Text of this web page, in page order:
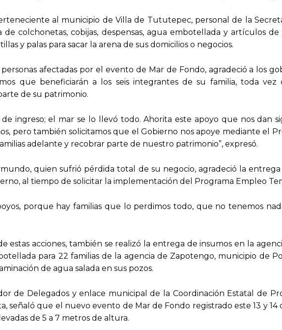
al municipio de Villa de Tututepec, personal de la
colchonetas, cobijas, despensas, agua embotellada y artículos de
y palas para sacar la arena de sus domicilios o negocios.
afectadas por el evento de Mar de Fondo, agradeció a los
que beneficiarán a los seis integrantes de su familia, toda
de su patrimonio.
ingreso; el mar se lo llevó todo. Ahorita este apoyo que nos dan
pero también solicitamos que el Gobierno nos apoye mediante el
adelante y recobrar parte de nuestro patrimonio”, expresó.
quien sufrió pérdida total de su negocio, agradeció la
al tiempo de solicitar la implementación del Programa Empleo
porque hay familias que lo perdimos todo, que no tenemos
estas acciones, también se realizó la entrega de insumos en la
para 22 familias de la agencia de Zapotengo, municipio de
de agua salada en sus pozos.
de Delegados y enlace municipal de la Coordinación Estatal de
señaló que el nuevo evento de Mar de Fondo registrado este 13 y 14
de 5 a 7 metros de altura.